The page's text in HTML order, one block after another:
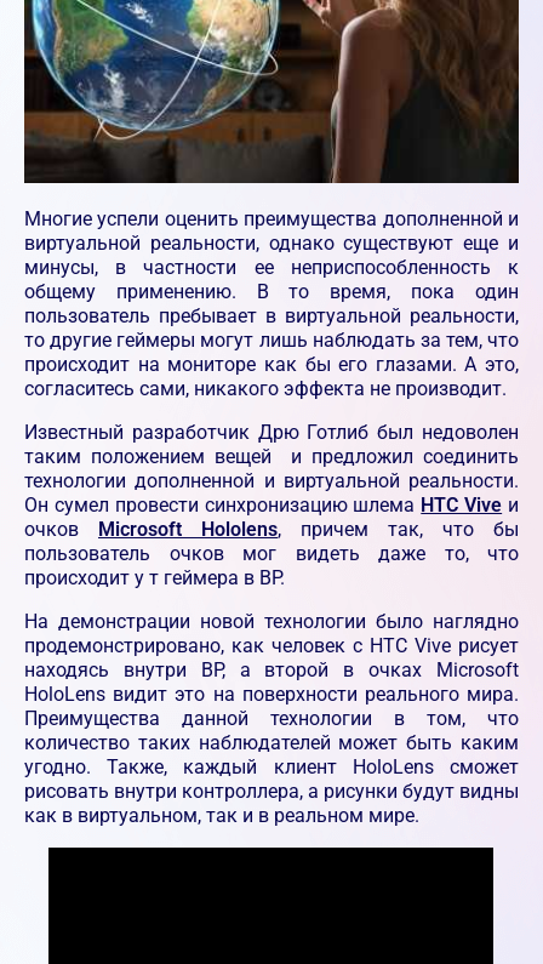
Многие успели оценить преимущества дополненной и
виртуальной реальности, однако существуют еще и
минусы, в частности ее неприспособленность к
общему применению. В то время, пока один
пользователь пребывает в виртуальной реальности,
то другие геймеры могут лишь наблюдать за тем, что
происходит на мониторе как бы его глазами. А это,
согласитесь сами, никакого эффекта не производит.
Известный разработчик Дрю Готлиб был недоволен
таким положением вещей и предложил соединить
технологии дополненной и виртуальной реальности.
Он сумел провести синхронизацию шлема HTC Vive и
очков Microsoft Hololens, причем так, что бы
пользователь очков мог видеть даже то, что
происходит у т геймера в ВР.
На демонстрации новой технологии было наглядно
продемонстрировано, как человек с HTC Vive рисует
находясь внутри ВР, а второй в очках Microsoft
HoloLens видит это на поверхности реального мира.
Преимущества данной технологии в том, что
количество таких наблюдателей может быть каким
угодно. Также, каждый клиент HoloLens сможет
рисовать внутри контроллера, а рисунки будут видны
как в виртуальном, так и в реальном мире.